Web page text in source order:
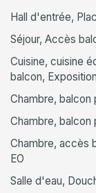
Hall d'entrée,
Séjour, Accès
Cuisine, cuisine
balcon,
Chambre, balcon
Chambre, balcon
Chambre, accès
EO
Salle d'eau,